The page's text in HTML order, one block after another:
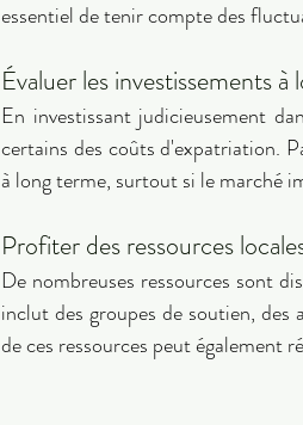
Évaluer les investissements
En investissant judicieusement
certains des coûts d'expatriation.
à long terme, surtout si le marché
Profiter des ressources
De nombreuses ressources sont
inclut des groupes de soutien,
de ces ressources peut également